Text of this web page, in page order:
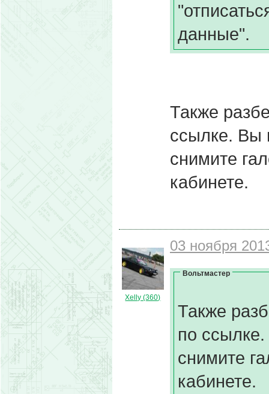
данные".
Также
ссылке. Вы
снимите
кабинете.
Xelly (360)
03 ноября
Вольтмастер
Также
по
снимите
кабинете.